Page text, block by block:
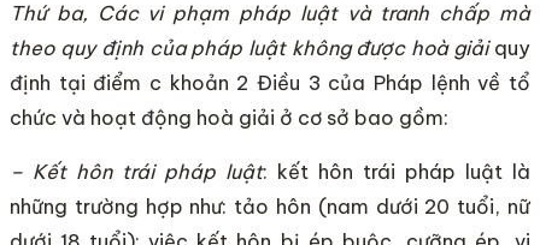
Thứ ba, Các vi phạm pháp luật và tranh chấp mà
theo quy định của pháp luật không được hoà giải quy
định tại điểm c khoản 2 Điều 3 của Pháp lệnh về tổ
chức và hoạt động hoà giải ở cơ sở bao gồm:
– Kết hôn trái pháp luật: kết hôn trái pháp luật là
những trường hợp như: tảo hôn (nam dưới 20 tuổi, nữ